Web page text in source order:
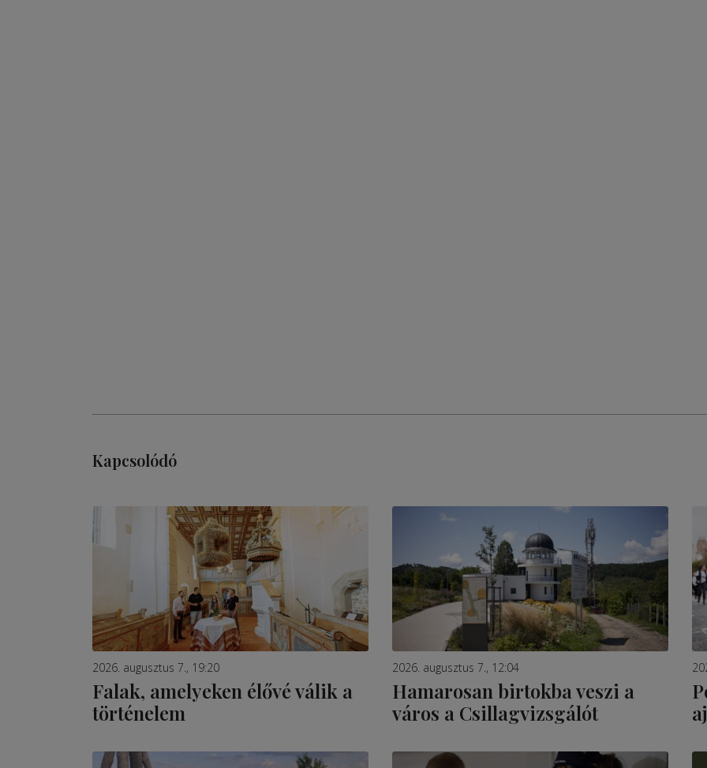
Kapcsolódó
2026. augusztus 7., 19:20
Falak, amelyeken élővé válik a
történelem
2026. augusztus 7., 12:04
Hamarosan birtokba veszi a
város a Csillagvizsgálót